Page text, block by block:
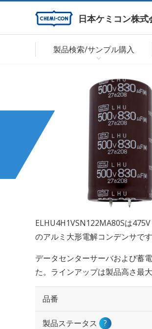
日本ケミコン株式
製品検索/サンプル購入
ELHU4H1VSN122MA80Sは
のアルミ大形電解コンデンサです
データセンターサーバおよび蓄
た。ラインアップは製品高さ最
品番
製品ステータス ?